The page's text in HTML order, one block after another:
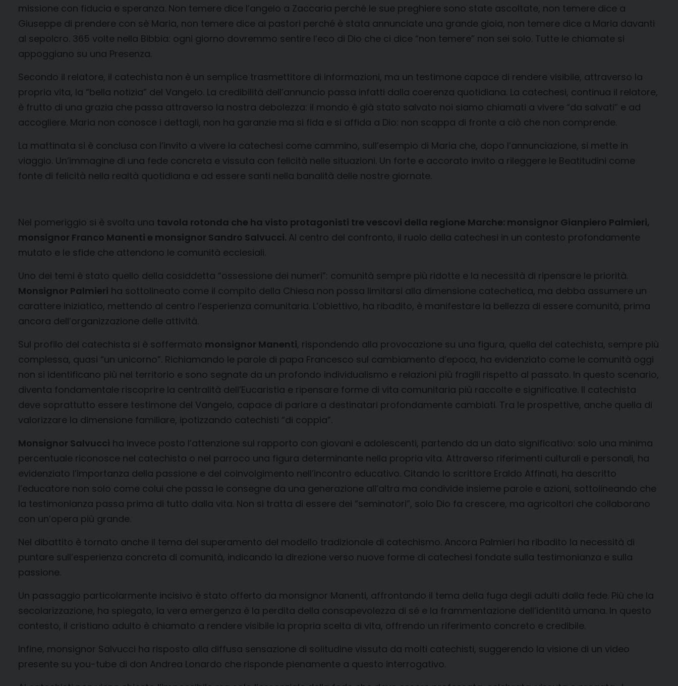
missione con fiducia e speranza. Non temere dice l’angelo a Zaccaria perché le sue preghiere sono state ascoltate, non temere dice a
Giuseppe di prendere con sè Maria, non temere dice ai pastori perché è stata annunciate una grande gioia, non temere dice a Maria davanti
al sepolcro. 365 volte nella Bibbia: ogni giorno dovremmo sentire l’eco di Dio che ci dice “non temere” non sei solo. Tutte le chiamate si
appoggiano su una Presenza.
Secondo il relatore, il catechista non è un semplice trasmettitore di informazioni, ma un testimone capace di rendere visibile, attraverso la
propria vita, la “bella notizia” del Vangelo. La credibilità dell’annuncio passa infatti dalla coerenza quotidiana. La catechesi, continua il relatore,
è frutto di una grazia che passa attraverso la nostra debolezza: il mondo è già stato salvato noi siamo chiamati a vivere “da salvati” e ad
accogliere. Maria non conosce i dettagli, non ha garanzie ma si fida e si affida a Dio: non scappa di fronte a ciò che non comprende.
La mattinata si è conclusa con l’invito a vivere la catechesi come cammino, sull’esempio di Maria che, dopo l’annunciazione, si mette in
viaggio. Un’immagine di una fede concreta e vissuta con felicità nelle situazioni. Un forte e accorato invito a rileggere le Beatitudini come
fonte di felicità nella realtà quotidiana e ad essere santi nella banalità delle nostre giornate.
Nel pomeriggio si è svolta una tavola rotonda che ha visto protagonisti tre vescovi della regione Marche: monsignor Gianpiero Palmieri,
monsignor Franco Manenti e monsignor Sandro Salvucci. Al centro del confronto, il ruolo della catechesi in un contesto profondamente
mutato e le sfide che attendono le comunità ecclesiali.
Uno dei temi è stato quello della cosiddetta “ossessione dei numeri”: comunità sempre più ridotte e la necessità di ripensare le priorità.
Monsignor Palmieri ha sottolineato come il compito della Chiesa non possa limitarsi alla dimensione catechetica, ma debba assumere un
carattere iniziatico, mettendo al centro l’esperienza comunitaria. L’obiettivo, ha ribadito, è manifestare la bellezza di essere comunità, prima
ancora dell’organizzazione delle attività.
Sul profilo del catechista si è soffermato monsignor Manenti, rispondendo alla provocazione su una figura, quella del catechista, sempre più
complessa, quasi “un unicorno”. Richiamando le parole di papa Francesco sul cambiamento d’epoca, ha evidenziato come le comunità oggi
non si identificano più nel territorio e sono segnate da un profondo individualismo e relazioni più fragili rispetto al passato. In questo scenario,
diventa fondamentale riscoprire la centralità dell’Eucaristia e ripensare forme di vita comunitaria più raccolte e significative. Il catechista
deve soprattutto essere testimone del Vangelo, capace di parlare a destinatari profondamente cambiati. Tra le prospettive, anche quella di
valorizzare la dimensione familiare, ipotizzando catechisti “di coppia”.
Monsignor Salvucci ha invece posto l’attenzione sul rapporto con giovani e adolescenti, partendo da un dato significativo: solo una minima
percentuale riconosce nel catechista o nel parroco una figura determinante nella propria vita. Attraverso riferimenti culturali e personali, ha
evidenziato l’importanza della passione e del coinvolgimento nell’incontro educativo. Citando lo scrittore Eraldo Affinati, ha descritto
l’educatore non solo come colui che passa le consegne da una generazione all’altra ma condivide insieme parole e azioni, sottolineando che
la testimonianza passa prima di tutto dalla vita. Non si tratta di essere dei “seminatori”, solo Dio fa crescere, ma agricoltori che collaborano
con un’opera più grande.
Nel dibattito è tornato anche il tema del superamento del modello tradizionale di catechismo. Ancora Palmieri ha ribadito la necessità di
puntare sull’esperienza concreta di comunità, indicando la direzione verso nuove forme di catechesi fondate sulla testimonianza e sulla
passione.
Un passaggio particolarmente incisivo è stato offerto da monsignor Manenti, affrontando il tema della fuga degli adulti dalla fede. Più che la
secolarizzazione, ha spiegato, la vera emergenza è la perdita della consapevolezza di sé e la frammentazione dell’identità umana. In questo
contesto, il cristiano adulto è chiamato a rendere visibile la propria scelta di vita, offrendo un riferimento concreto e credibile.
Infine, monsignor Salvucci ha risposto alla diffusa sensazione di solitudine vissuta da molti catechisti, suggerendo la visione di un video
presente su you-tube di don Andrea Lonardo che risponde pienamente a questo interrogativo.